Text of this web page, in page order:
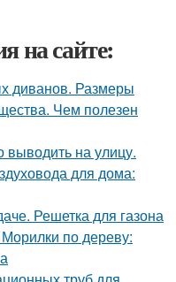
на сайте:
диванов. Размеры
Чем полезен
выводить на улицу.
для дома:
Решетка для газона
по дереву: